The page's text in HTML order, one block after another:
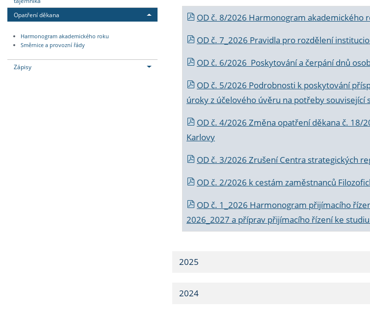
Opatření děkana
Harmonogram akademického roku
Směrnice a provozní řády
Zápisy
OD č. 8/2026 Harmonogram akademického
OD č. 7_2026 Pravidla pro rozdělení
OD č. 6/2026 Poskytování a čerpání dnů
OD č. 5/2026 Podrobnosti k poskytování
úroky z účelového úvěru na potřeby
OD č. 4/2026 Změna opatření děkana č. 18/
Karlovy
OD č. 3/2026 Zrušení Centra strategických
OD č. 2/2026 k cestám zaměstnanců
OD č. 1_2026 Harmonogram přijímacího
2026_2027 a příprav přijímacího řízení ke
2025
2024